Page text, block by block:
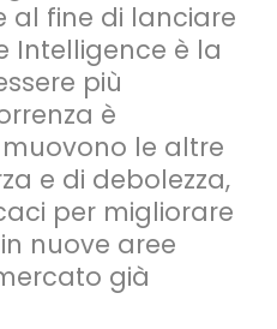
al fine di lanciare
Intelligence è la
più
è
le altre
e di debolezza,
per migliorare
nuove aree
già